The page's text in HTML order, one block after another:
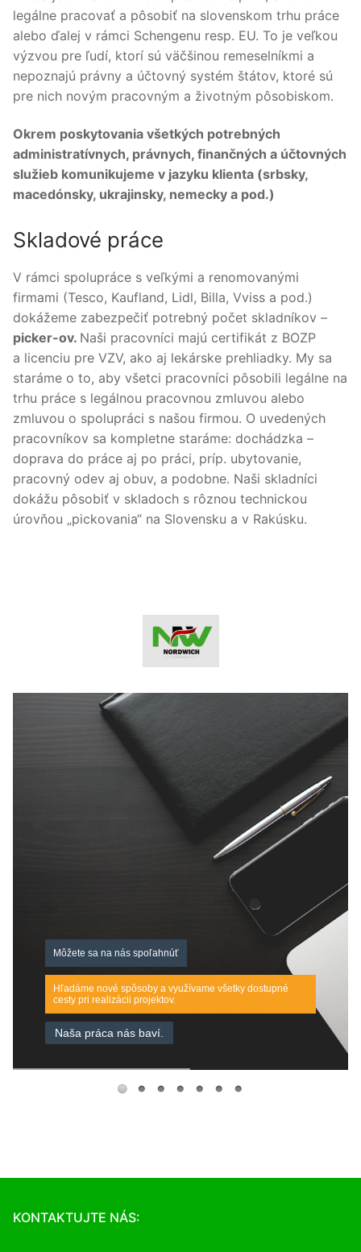
legálne pracovať a pôsobiť na slovenskom trhu práce
alebo ďalej v rámci Schengenu resp. EU. To je veľkou
výzvou pre ľudí, ktorí sú väčšinou remeselníkmi a
nepoznajú právny a účtovný systém štátov, ktoré sú
pre nich novým pracovným a životným pôsobiskom.
Okrem poskytovania všetkých potrebných
administratívnych, právnych, finančných a účtovných
služieb komunikujeme v jazyku klienta (srbsky,
macedónsky, ukrajinsky, nemecky a pod.)
Skladové práce
V rámci spolupráce s veľkými a renomovanými
firmami (Tesco, Kaufland, Lidl, Billa, Vviss a pod.)
dokážeme zabezpečiť potrebný počet skladníkov –
picker-ov. Naši pracovníci majú certifikát z BOZP
a licenciu pre VZV, ako aj lekárske prehliadky. My sa
staráme o to, aby všetci pracovníci pôsobili legálne na
trhu práce s legálnou pracovnou zmluvou alebo
zmluvou o spolupráci s našou firmou. O uvedených
pracovníkov sa kompletne staráme: dochádzka –
doprava do práce aj po práci, príp. ubytovanie,
pracovný odev aj obuv, a podobne. Naši skladníci
dokážu pôsobiť v skladoch s rôznou technickou
úrovňou „pickovania“ na Slovensku a v Rakúsku.
Môžete sa na nás spoľahnúť
Hľadáme nové spôsoby a využívame všetky dostupné
cesty pri realizácii projektov.
Naša práca nás baví.
KONTAKTUJTE NÁS: